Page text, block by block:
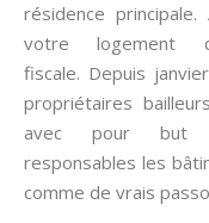
résidence
votre logement
fiscale. Depuis
propriétaires
avec pour but
responsables les
comme de vrais